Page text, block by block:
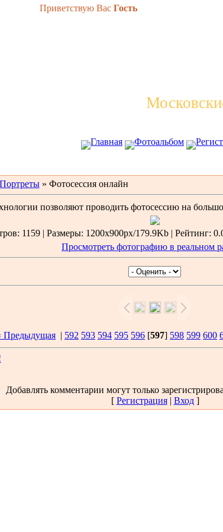
Приветствую Вас Гость
Главная Фотоальбом
Портреты» Фотосессия онлайн
позволяют проводить фотосессию на
1159 | Размеры: 1200x900px/179.9Kb | Рейтинг:
Просмотреть фотографию в реальном
Предыдущая | 592 593 594 595 596 [597] 598 599 600
Добавлять комментарии могут только
[ Регистрация| Вход]